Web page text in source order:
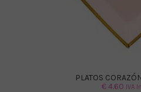
PLATOS
€4.60 IVA